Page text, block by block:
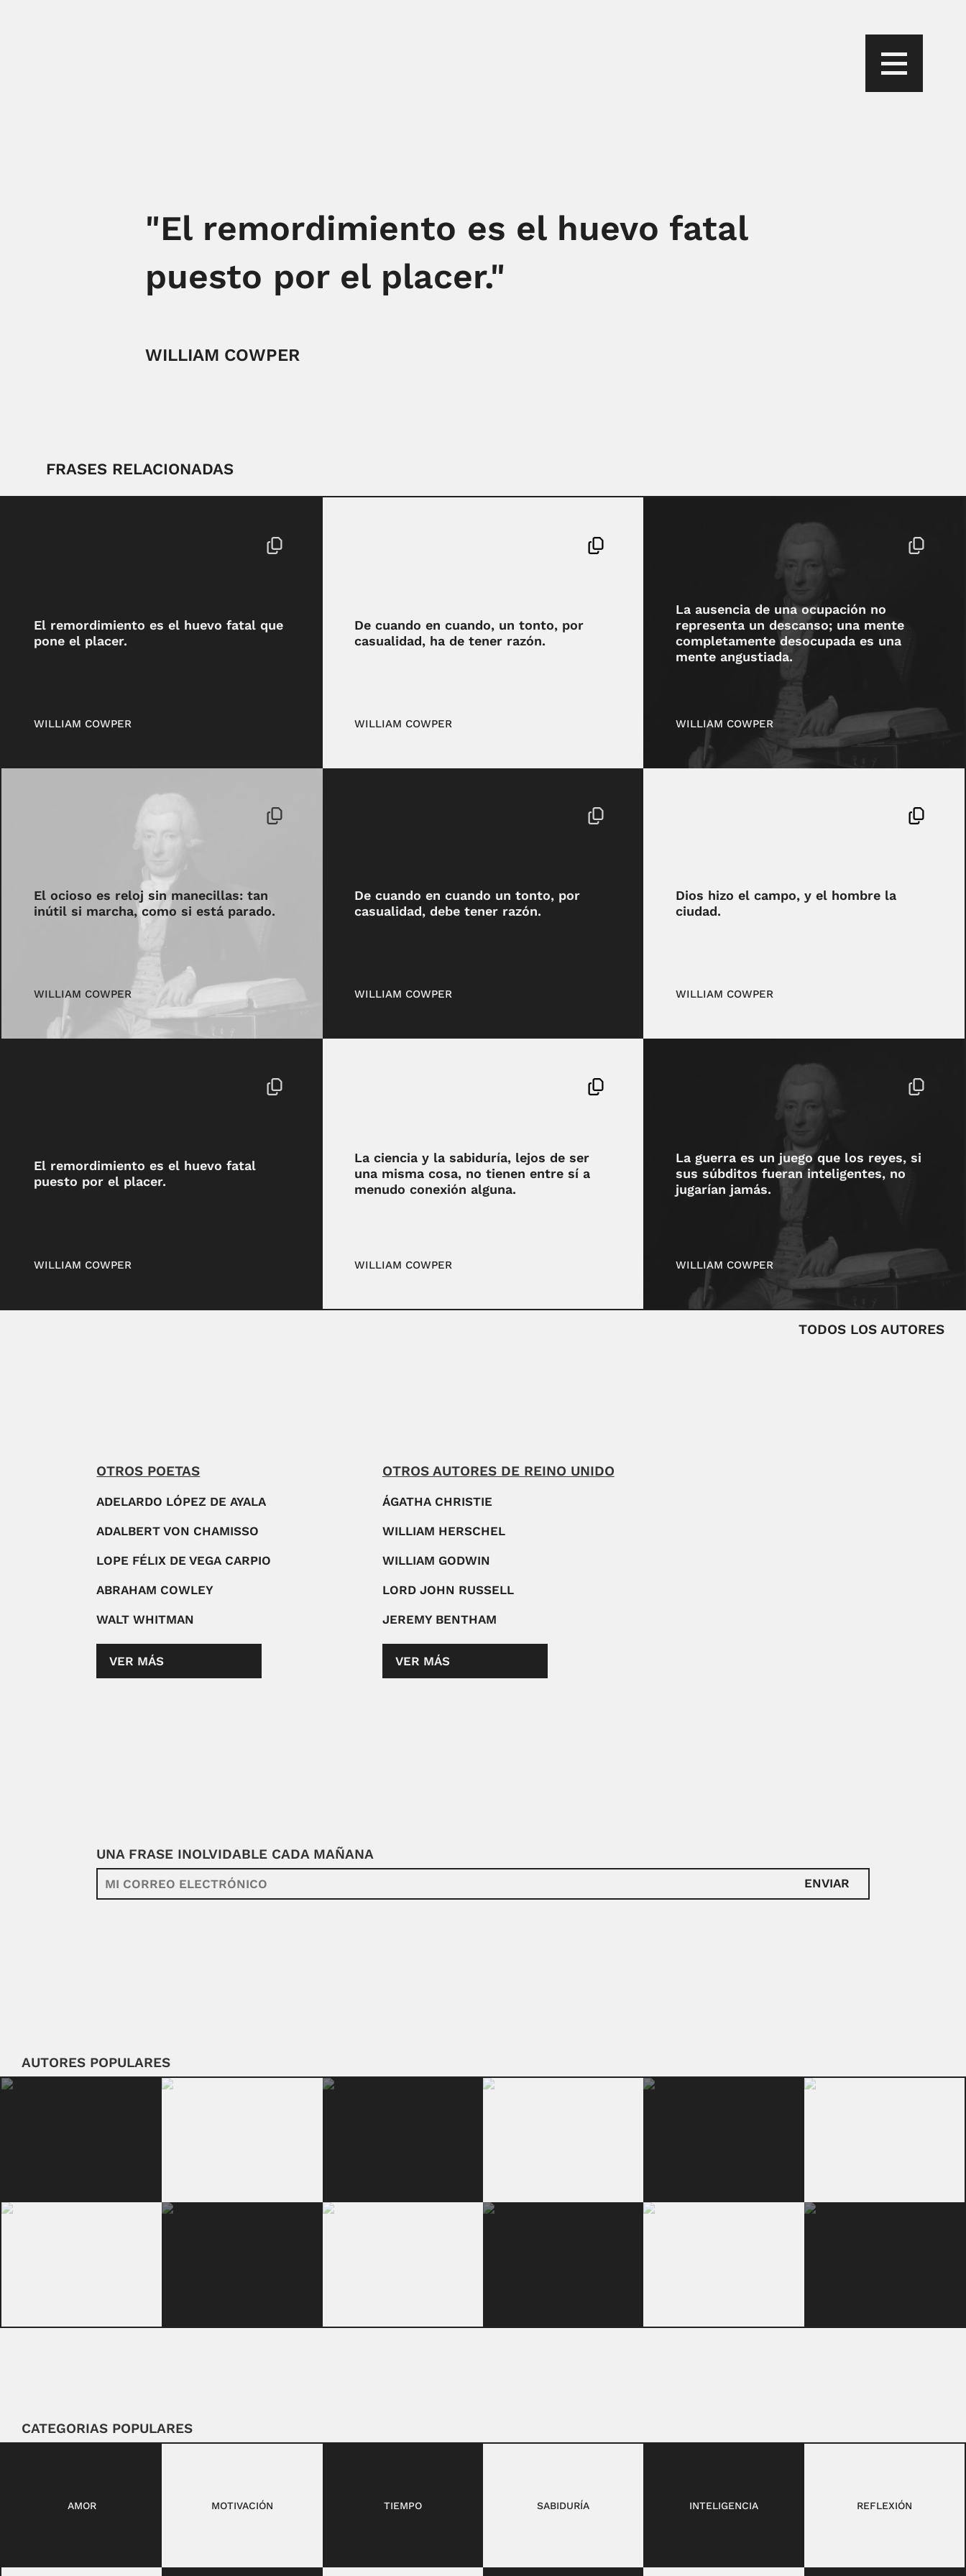
"El remordimiento es el huevo fatal
puesto por el placer."
WILLIAM COWPER
FRASES RELACIONADAS
El remordimiento es el huevo fatal que
pone el placer.
WILLIAM COWPER
De cuando en cuando, un tonto, por
casualidad, ha de tener razón.
WILLIAM COWPER
La ausencia de una ocupación no
representa un descanso; una mente
completamente desocupada es una
mente angustiada.
WILLIAM COWPER
El ocioso es reloj sin manecillas: tan
inútil si marcha, como si está parado.
WILLIAM COWPER
De cuando en cuando un tonto, por
casualidad, debe tener razón.
WILLIAM COWPER
Dios hizo el campo, y el hombre la
ciudad.
WILLIAM COWPER
El remordimiento es el huevo fatal
puesto por el placer.
WILLIAM COWPER
La ciencia y la sabiduría, lejos de ser
una misma cosa, no tienen entre sí a
menudo conexión alguna.
WILLIAM COWPER
La guerra es un juego que los reyes, si
sus súbditos fueran inteligentes, no
jugarían jamás.
WILLIAM COWPER
TODOS LOS AUTORES
OTROS POETAS
ADELARDO LÓPEZ DE AYALA
ADALBERT VON CHAMISSO
LOPE FÉLIX DE VEGA CARPIO
ABRAHAM COWLEY
WALT WHITMAN
VER MÁS
OTROS AUTORES DE REINO UNIDO
ÁGATHA CHRISTIE
WILLIAM HERSCHEL
WILLIAM GODWIN
LORD JOHN RUSSELL
JEREMY BENTHAM
VER MÁS
UNA FRASE INOLVIDABLE CADA MAÑANA
ENVIAR
AUTORES POPULARES
CATEGORIAS POPULARES
AMOR MOTIVACIÓN TIEMPO SABIDURÍA INTELIGENCIA REFLEXIÓN